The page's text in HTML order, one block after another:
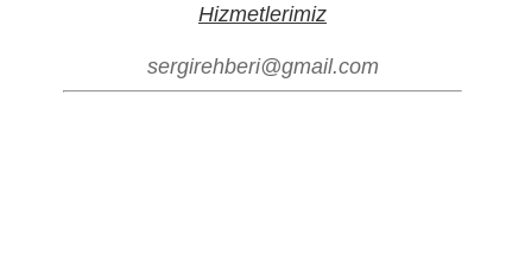
Hizmetlerimiz
sergirehberi@gmail.com